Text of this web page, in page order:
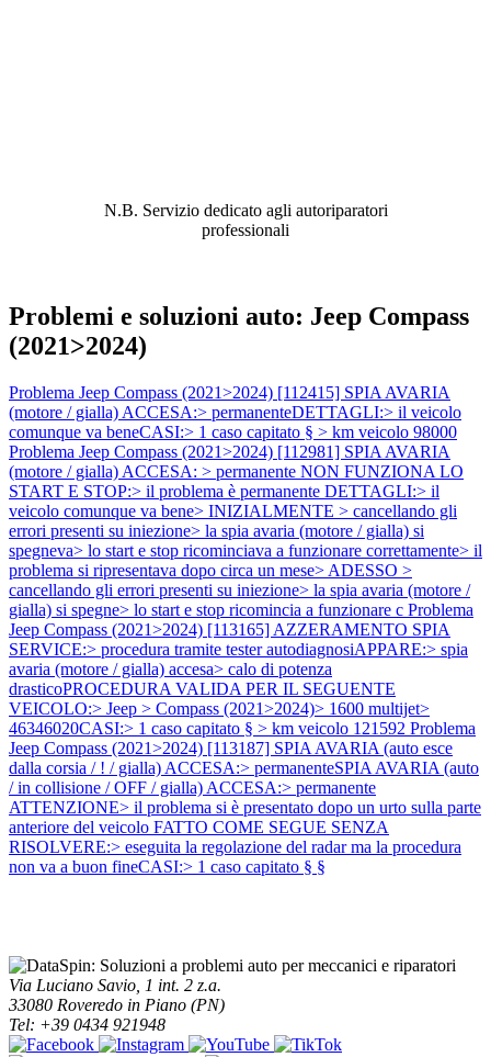
N.B. Servizio dedicato agli autoriparatori
professionali
Problemi e soluzioni auto: Jeep Compass
(2021>2024)
Problema Jeep Compass (2021>2024) [112415] SPIA AVARIA
(motore / gialla) ACCESA:> permanenteDETTAGLI:> il veicolo
comunque va beneCASI:> 1 caso capitato § > km veicolo 98000
Problema Jeep Compass (2021>2024) [112981] SPIA AVARIA
(motore / gialla) ACCESA: > permanente NON FUNZIONA LO
START E STOP:> il problema è permanente DETTAGLI:> il
veicolo comunque va bene> INIZIALMENTE > cancellando gli
errori presenti su iniezione> la spia avaria (motore / gialla) si
spegneva> lo start e stop ricominciava a funzionare correttamente> il
problema si ripresentava dopo circa un mese> ADESSO >
cancellando gli errori presenti su iniezione> la spia avaria (motore /
gialla) si spegne> lo start e stop ricomincia a funzionare c Problema
Jeep Compass (2021>2024) [113165] AZZERAMENTO SPIA
SERVICE:> procedura tramite tester autodiagnosiAPPARE:> spia
avaria (motore / gialla) accesa> calo di potenza
drasticoPROCEDURA VALIDA PER IL SEGUENTE
VEICOLO:> Jeep > Compass (2021>2024)> 1600 multijet>
46346020CASI:> 1 caso capitato § > km veicolo 121592 Problema
Jeep Compass (2021>2024) [113187] SPIA AVARIA (auto esce
dalla corsia / ! / gialla) ACCESA:> permanenteSPIA AVARIA (auto
/ in collisione / OFF / gialla) ACCESA:> permanente
ATTENZIONE> il problema si è presentato dopo un urto sulla parte
anteriore del veicolo FATTO COME SEGUE SENZA
RISOLVERE:> eseguita la regolazione del radar ma la procedura
non va a buon fineCASI:> 1 caso capitato § §
Via Luciano Savio, 1 int. 2 z.a.
33080 Roveredo in Piano (PN)
Tel: +39 0434 921948